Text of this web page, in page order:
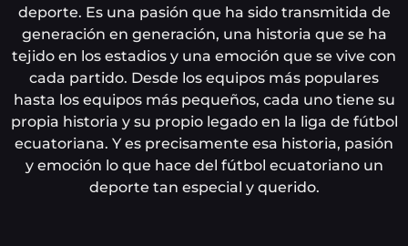
deporte. Es una pasión que ha sido transmitida de
generación en generación, una historia que se ha
tejido en los estadios y una emoción que se vive con
cada partido. Desde los equipos más populares
hasta los equipos más pequeños, cada uno tiene su
propia historia y su propio legado en la liga de fútbol
ecuatoriana. Y es precisamente esa historia, pasión
y emoción lo que hace del fútbol ecuatoriano un
deporte tan especial y querido.